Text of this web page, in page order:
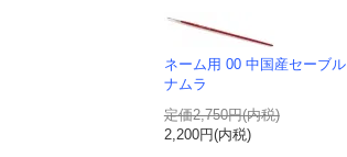
ネーム用 00 中国産セーブル
ナムラ
定価2,750円(内税)
2,200円(内税)